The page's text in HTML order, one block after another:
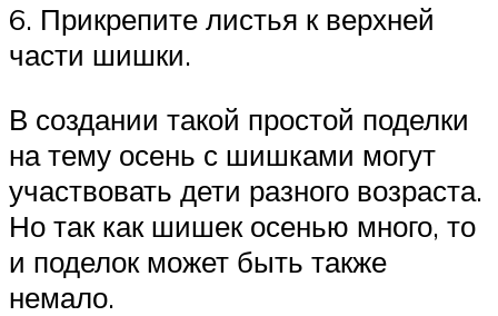
6. Прикрепите листья к верхней
части шишки.
В создании такой простой поделки
на тему осень с шишками могут
участвовать дети разного возраста.
Но так как шишек осенью много, то
и поделок может быть также
немало.